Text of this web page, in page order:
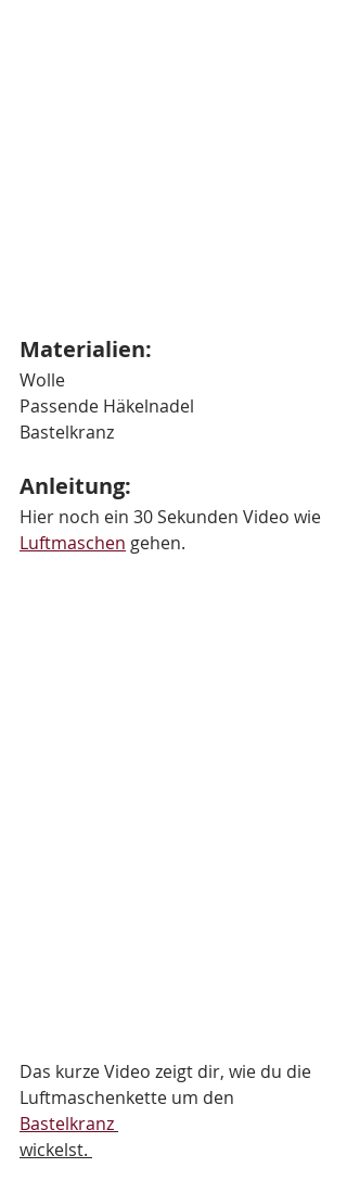
Materialien:
Wolle
Passende Häkelnadel
Bastelkranz
Anleitung:
Hier noch ein 30 Sekunden Video wie
Luftmaschen gehen.
Das kurze Video zeigt dir, wie du die
Luftmaschenkette um den
Bastelkranz
wickelst.